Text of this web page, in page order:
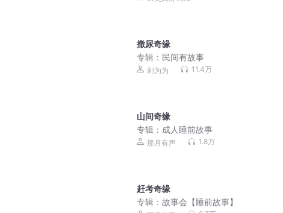
撒尿奇缘
专辑： 民间有故事
剌为为 11.4万
山间奇缘
专辑： 成人睡前故事
那月有声 1.8万
赶考奇缘
专辑： 故事会【睡前故事】